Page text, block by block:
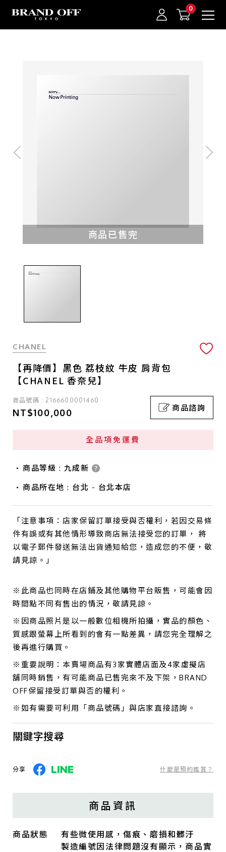
中古名牌業界No.1的BRAND OFF。BRAND OFF官網購物/h1>
登入/註冊
商品已售完
CHANEL
【再降價】黑色 荔枝紋 牛皮 肩背包
【CHANEL 香奈兒】
商品號碼 : 2166600001460
NT$100,000 商品諮詢
全品項免運費
商品等級 : 九成新
商品所在地 : 台北 - 台北本店
「注意事項：店家保留訂單接受與否權利，若因交易條
件有誤或有其他情形導致商店無法接受您的訂單， 將
以電子郵件發送無法出貨通知給您，造成您的不便，敬
請見諒。」
※此商品也同時在店鋪及其他購物平台販售，可能會因
時間點不同有售出的情況，敬請見諒。
※因商品照片是以一般數位相機所拍攝，實品的顏色、
質感跟螢幕上所看到的會有一點差異，請您完全理解之
後再進行購買。
※重要說明：本賣場商品有3家實體店面及4家虛擬店
舖同時銷售，有可能商品已售完來不及下架，BRAND
OFF保留接受訂單與否的權利。
※如有需要可利用「商品號碼」與店家直接諮詢。
關鍵字搜尋
分享 什麼是預約鑑賞？
商品資訊
商品狀態
有些微使用感，傷痕、磨損和髒汙
製造編號因法律問題沒有顯示，商品實